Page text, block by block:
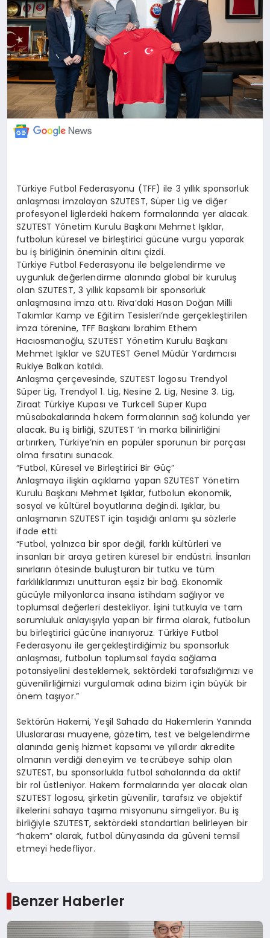
Türkiye Futbol Federasyonu (TFF) ile 3 yıllık sponsorluk
anlaşması imzalayan SZUTEST, Süper Lig ve diğer
profesyonel liglerdeki hakem formalarında yer alacak.
SZUTEST Yönetim Kurulu Başkanı Mehmet Işıklar,
futbolun küresel ve birleştirici gücüne vurgu yaparak
bu iş birliğinin öneminin altını çizdi.
Türkiye Futbol Federasyonu ile belgelendirme ve
uygunluk değerlendirme alanında global bir kuruluş
olan SZUTEST, 3 yıllık kapsamlı bir sponsorluk
anlaşmasına imza attı. Riva’daki Hasan Doğan Milli
Takımlar Kamp ve Eğitim Tesisleri’nde gerçekleştirilen
imza törenine, TFF Başkanı İbrahim Ethem
Hacıosmanoğlu, SZUTEST Yönetim Kurulu Başkanı
Mehmet Işıklar ve SZUTEST Genel Müdür Yardımcısı
Rukiye Balkan katıldı.
Anlaşma çerçevesinde, SZUTEST logosu Trendyol
Süper Lig, Trendyol 1. Lig, Nesine 2. Lig, Nesine 3. Lig,
Ziraat Türkiye Kupası ve Turkcell Süper Kupa
müsabakalarında hakem formalarının sağ kolunda yer
alacak. Bu iş birliği, SZUTEST ’in marka bilinirliğini
artırırken, Türkiye’nin en popüler sporunun bir parçası
olma fırsatını sunacak.
“Futbol, Küresel ve Birleştirici Bir Güç”
Anlaşmaya ilişkin açıklama yapan SZUTEST Yönetim
Kurulu Başkanı Mehmet Işıklar, futbolun ekonomik,
sosyal ve kültürel boyutlarına değindi. Işıklar, bu
anlaşmanın SZUTEST için taşıdığı anlamı şu sözlerle
ifade etti:
“Futbol, yalnızca bir spor değil, farklı kültürleri ve
insanları bir araya getiren küresel bir endüstri. İnsanları
sınırların ötesinde buluşturan bir tutku ve tüm
farklılıklarımızı unutturan eşsiz bir bağ. Ekonomik
gücüyle milyonlarca insana istihdam sağlıyor ve
toplumsal değerleri destekliyor. İşini tutkuyla ve tam
sorumluluk anlayışıyla yapan bir firma olarak, futbolun
bu birleştirici gücüne inanıyoruz. Türkiye Futbol
Federasyonu ile gerçekleştirdiğimiz bu sponsorluk
anlaşması, futbolun toplumsal fayda sağlama
potansiyelini desteklemek, sektördeki tarafsızlığımızı ve
güvenilirliğimizi vurgulamak adına bizim için büyük bir
önem taşıyor.”
Sektörün Hakemi, Yeşil Sahada da Hakemlerin Yanında
Uluslararası muayene, gözetim, test ve belgelendirme
alanında geniş hizmet kapsamı ve yıllardır akredite
olmanın verdiği deneyim ve tecrübeye sahip olan
SZUTEST, bu sponsorlukla futbol sahalarında da aktif
bir rol üstleniyor. Hakem formalarında yer alacak olan
SZUTEST logosu, şirketin güvenilir, tarafsız ve objektif
ilkelerini sahaya taşıma misyonunu simgeliyor. Bu iş
birliğiyle SZUTEST, sektördeki standartları belirleyen bir
“hakem” olarak, futbol dünyasında da güveni temsil
etmeyi hedefliyor.
Benzer Haberler